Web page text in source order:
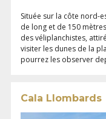
Située sur la côte nord-
de long et de 150
des véliplanchistes,
visiter les dunes de la
pourrez les observer
Cala Llombards